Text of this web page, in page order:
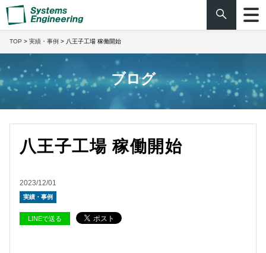
TOP > 実績・事例 > 八王子工場 稼働開始
ブログ
八王子工場 稼働開始
2023/12/01
実績・事例
LINEで送る